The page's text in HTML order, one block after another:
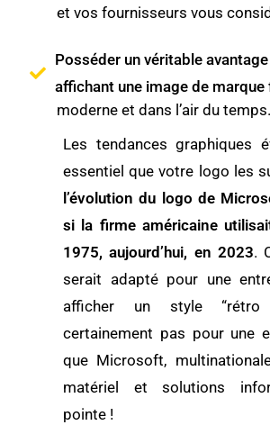
et vos fournisseurs vous
Posséder un véritable
affichant une image de marque
moderne et dans l’air du temps.
Les tendances graphiques
essentiel que votre logo les
l’évolution du logo de
si la firme américaine
1975, aujourd’hui, en 2023.
serait adapté pour une
afficher un style “rétro
certainement pas pour une
que Microsoft,
matériel et solutions
pointe !